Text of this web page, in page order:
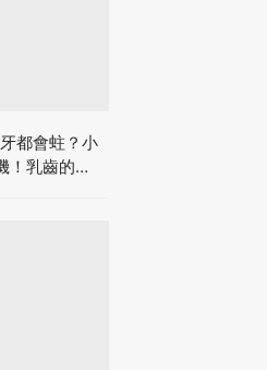
都會蛀？小
！乳齒的琺